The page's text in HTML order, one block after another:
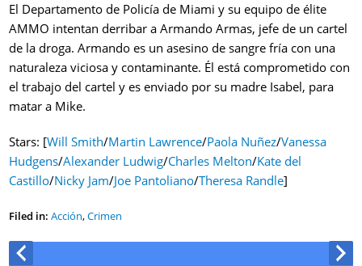
El Departamento de Policía de Miami y su equipo de élite
AMMO intentan derribar a Armando Armas, jefe de un cartel
de la droga. Armando es un asesino de sangre fría con una
naturaleza viciosa y contaminante. Él está comprometido con
el trabajo del cartel y es enviado por su madre Isabel, para
matar a Mike.
Stars: [Will Smith/Martin Lawrence/Paola Nuñez/Vanessa
Hudgens/Alexander Ludwig/Charles Melton/Kate del
Castillo/Nicky Jam/Joe Pantoliano/Theresa Randle]
Filed in: Acción,Crimen